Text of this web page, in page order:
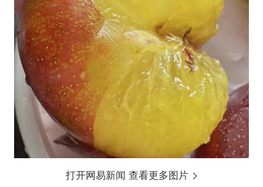
打开网易新闻 查看更多图片